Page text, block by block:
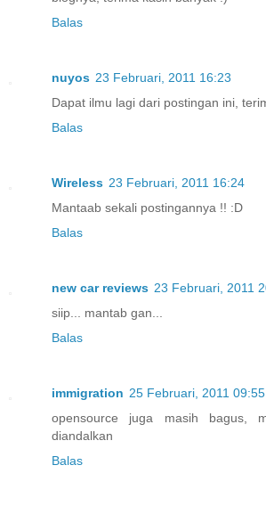
Balas
nuyos 23 Februari, 2011 16:23
Dapat ilmu lagi dari postingan ini,
Balas
Wireless 23 Februari, 2011 16:24
Mantaab sekali postingannya !! :D
Balas
new car reviews 23 Februari, 2011
siip... mantab gan...
Balas
immigration 25 Februari, 2011 09:55
opensource juga masih bagus,
diandalkan
Balas